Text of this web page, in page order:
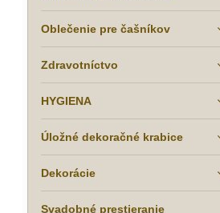
Oblečenie pre čašníkov
Zdravotníctvo
HYGIENA
Úložné dekoračné krabice
Dekorácie
Svadobné prestieranie